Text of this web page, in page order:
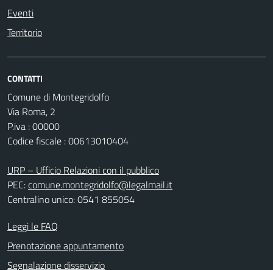
Eventi
Territorio
CONTATTI
Comune di Montegridolfo
Via Roma, 2
P.iva : 00000
Codice fiscale : 00613010404
URP – Ufficio Relazioni con il pubblico
PEC:comune.montegridolfo@legalmail.it
Centralino unico: 0541 855054
Leggi le FAQ
Prenotazione appuntamento
Segnalazione disservizio